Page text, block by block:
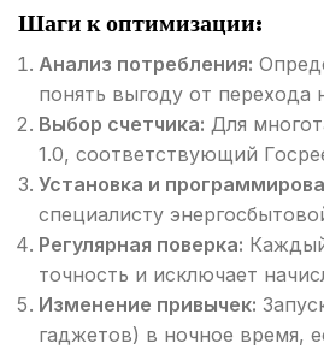
Шаги к оптимизации:
Анализ потребления:
понять выгоду от перехода
Выбор счетчика: Для
1.0, соответствующий
Установка и
специалисту
Регулярная поверка:
точность и исключает
Изменение привычек:
гаджетов) в ночное время,